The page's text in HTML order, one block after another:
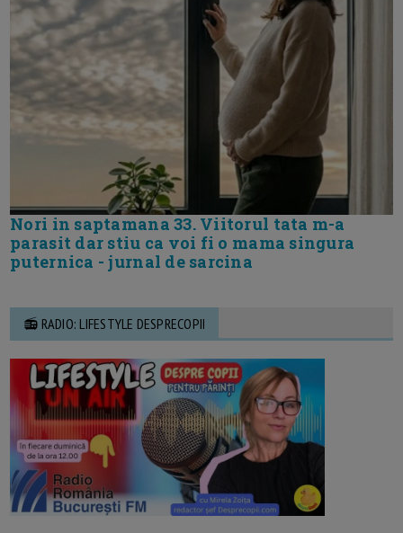
Nori in saptamana 33. Viitorul tata m-a
parasit dar stiu ca voi fi o mama singura
puternica - jurnal de sarcina
📻 RADIO: LIFESTYLE DESPRECOPII